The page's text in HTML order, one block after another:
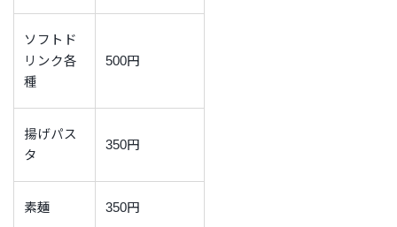
ソフトド
リンク各
種
500円
揚げパス
タ
350円
素麺 350円